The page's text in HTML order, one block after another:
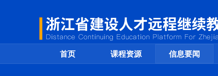
首页 课程资源 信息要闻